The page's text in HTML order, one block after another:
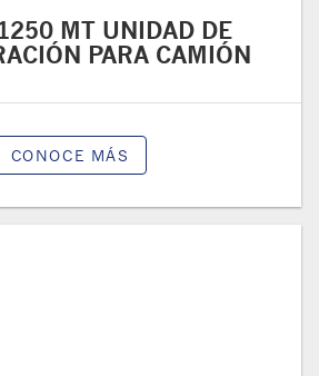
MT UNIDAD DE
PARA CAMIÓN
CONOCE MÁS